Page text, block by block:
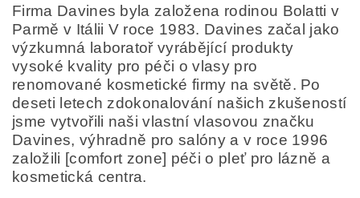
Firma Davines byla založena rodinou Bolatti v
Parmě v Itálii V roce 1983. Davines začal jako
výzkumná laboratoř vyrábějící produkty
vysoké kvality pro péči o vlasy pro
renomované kosmetické firmy na světě. Po
deseti letech zdokonalování našich zkušeností
jsme vytvořili naši vlastní vlasovou značku
Davines, výhradně pro salóny a v roce 1996
založili [comfort zone] péči o pleť pro lázně a
kosmetická centra.